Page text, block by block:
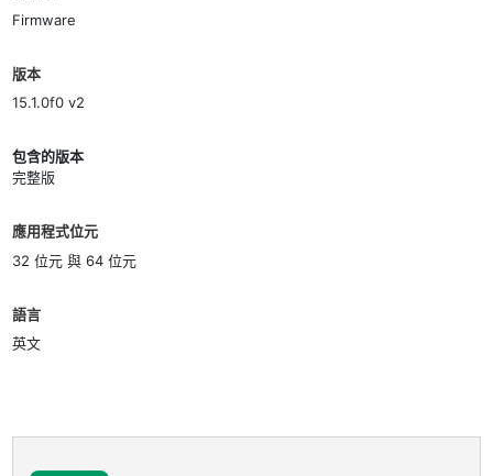
Firmware
版本
15.1.0f0 v2
包含的版本
完整版
應用程式位元
32 位元 與 64 位元
語言
英文